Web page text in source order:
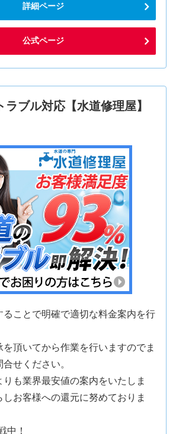
詳細ページ
公式ページ
ラブル対応【水道修理屋】
ることで明確で適切な料金案内を行
頂いてから作業を行いますのでま
せください。
も業界最安値の案内をいたしま
お客様への還元に努めておりま
中！